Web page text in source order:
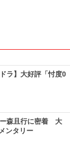
ラ】大好評「忖度0
森且行に密着 大
ンタリー